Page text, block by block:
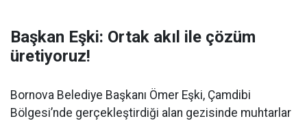
Başkan Eşki: Ortak akıl ile çözüm
üretiyoruz!
Bornova Belediye Başkanı Ömer Eşki, Çamdibi
Bölgesi’nde gerçekleştirdiği alan gezisinde muhtarlar